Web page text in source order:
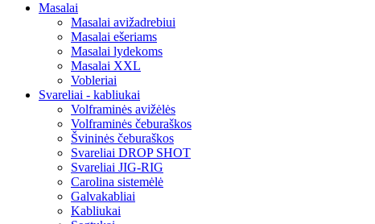
Masalai
Masalai avižadrebiui
Masalai ešeriams
Masalai lydekoms
Masalai XXL
Vobleriai
Svareliai - kabliukai
Volframinės avižėlės
Volframinės čeburaškos
Švininės čeburaškos
Svareliai DROP SHOT
Svareliai JIG-RIG
Carolina sistemėlė
Galvakabliai
Kabliukai